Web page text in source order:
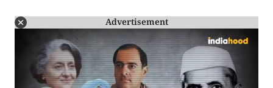
Advertisement